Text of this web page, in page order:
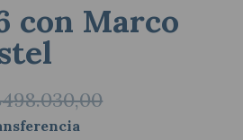
con Marco